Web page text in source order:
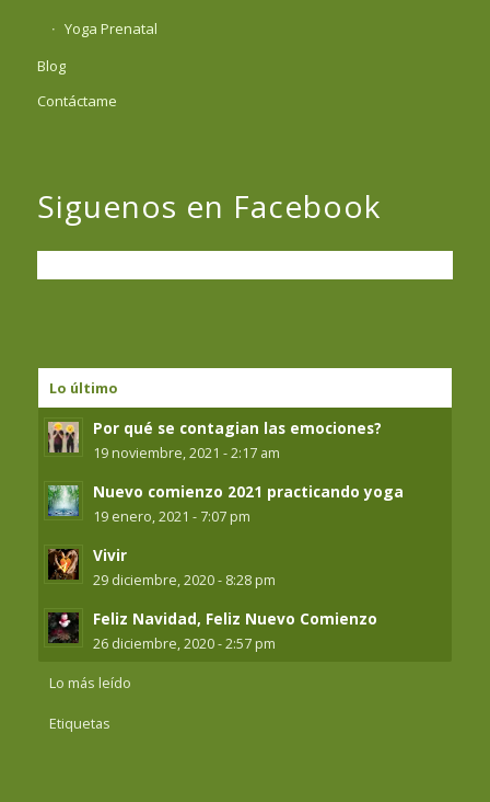
Yoga Prenatal
Blog
Contáctame
Siguenos en Facebook
Lo último
Por qué se contagian las emociones?
19 noviembre, 2021 - 2:17 am
Nuevo comienzo 2021 practicando yoga
19 enero, 2021 - 7:07 pm
Vivir
29 diciembre, 2020 - 8:28 pm
Feliz Navidad, Feliz Nuevo Comienzo
26 diciembre, 2020 - 2:57 pm
Lo más leído
Etiquetas